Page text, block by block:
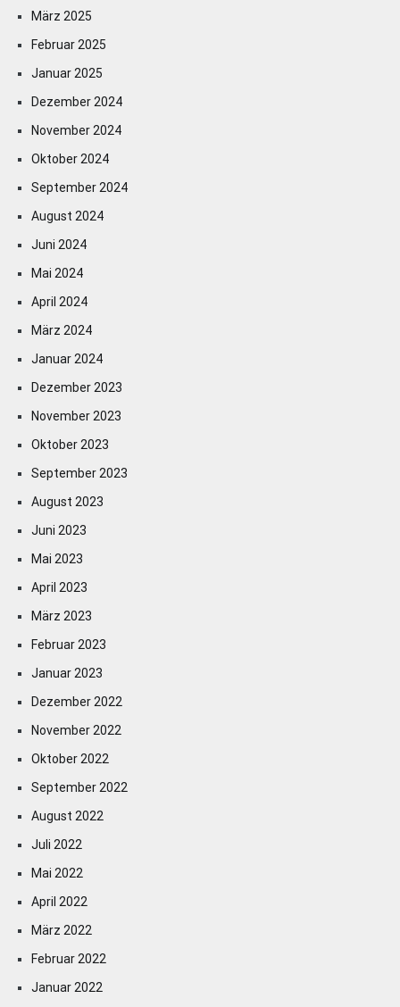
März 2025
Februar 2025
Januar 2025
Dezember 2024
November 2024
Oktober 2024
September 2024
August 2024
Juni 2024
Mai 2024
April 2024
März 2024
Januar 2024
Dezember 2023
November 2023
Oktober 2023
September 2023
August 2023
Juni 2023
Mai 2023
April 2023
März 2023
Februar 2023
Januar 2023
Dezember 2022
November 2022
Oktober 2022
September 2022
August 2022
Juli 2022
Mai 2022
April 2022
März 2022
Februar 2022
Januar 2022